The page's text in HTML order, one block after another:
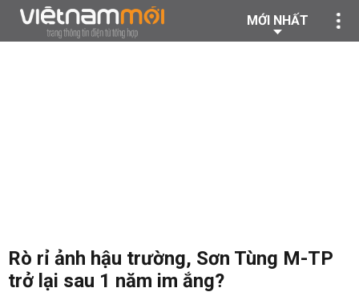
MỚI NHẤT
Rò rỉ ảnh hậu trường, Sơn Tùng M-TP
trở lại sau 1 năm im ắng?